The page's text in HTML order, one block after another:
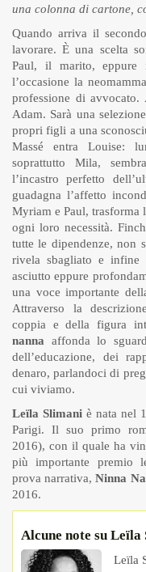
una colonna di cartone,
Quando arriva il
lavorare. È una scelta
Paul, il marito, eppure
l’occasione la
professione di
Adam. Sarà una
propri figli a una
Massé entra Louise:
soprattutto Mila,
l’incastro perfetto
guadagna l’affetto
Myriam e Paul, trasforma
ogni loro necessità.
tutte le dipendenze, non
rivela sbagliato e infine
asciutto eppure
una voce importante
Attraverso la
coppia e della figura
nanna affonda lo
dell’educazione, dei
denaro, parlandoci di
cui viviamo.
Leïla Slimani è nata nel
Parigi. Il suo primo
2016), con il quale ha
più importante premio
prova narrativa,Ninna
2016.
Alcune note su Leïla
Leïla